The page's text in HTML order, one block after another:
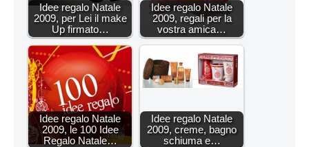
Idee regalo Natale
2009, per Lei il make
Up firmato…
Idee regalo Natale
2009, regali per la
vostra amica…
Idee regalo Natale
2009, le 100 Idee
Regalo Natale…
Idee regalo Natale
2009, creme, bagno
schiuma e…